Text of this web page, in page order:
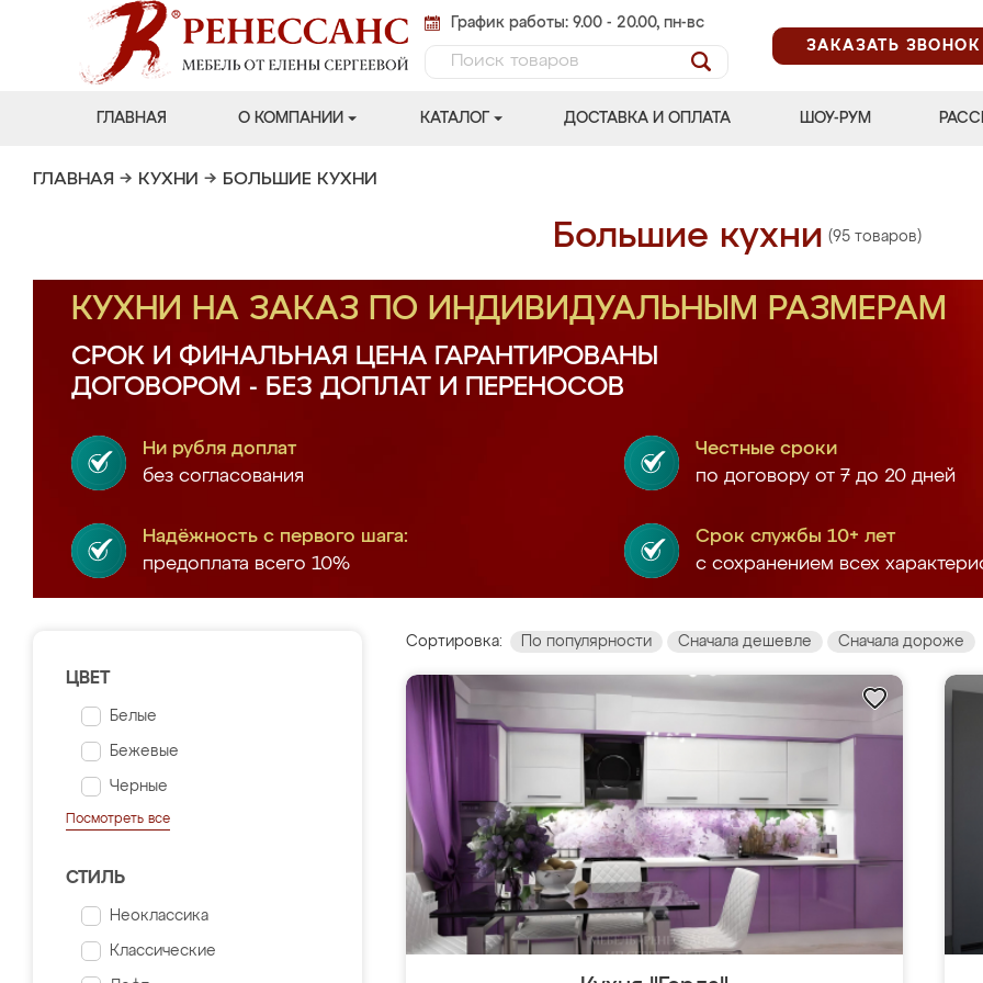
График работы: 9.00 - 20.00, пн-вс
ЗАКАЗАТЬ ЗВОНОК
ГЛАВНАЯ О КОМПАНИИ КАТАЛОГ ДОСТАВКА И ОПЛАТА ШОУ-РУМ
ГЛАВНАЯ → КУХНИ → БОЛЬШИЕ КУХНИ
Большие кухни (95 товаров)
КУХНИ НА ЗАКАЗ ПО ИНДИВИДУАЛЬНЫМ РАЗМЕРАМ
СРОК И ФИНАЛЬНАЯ ЦЕНА ГАРАНТИРОВАНЫ
ДОГОВОРОМ - БЕЗ ДОПЛАТ И ПЕРЕНОСОВ
Ни рубля доплат
без согласования
Честные сроки
по договору от 7 до 20 дней
Надёжность с первого шага:
предоплата всего 10%
Срок службы 10+ лет
с сохранением всех
ЦВЕТ
Белые
Бежевые
Черные
Посмотреть все
СТИЛЬ
Неоклассика
Классические
Сортировка: По популярности Сначала дешевле Сначала дороже